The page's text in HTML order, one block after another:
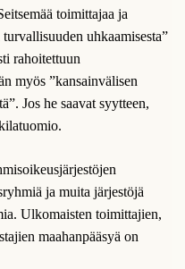
toimittajaa ja
uhkaamisesta”
rahoitettuun
myös ”kansainvälisen
Jos he saavat syytteen,
ja muita järjestöjä
Ulkomaisten toimittajien,
maahanpääsyä on